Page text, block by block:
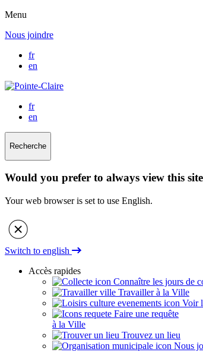
Menu
Nous joindre
fr
en
fr
en
Recherche
Would you prefer to always view this
Your web browser is set to use English.
Switch to english
Accès rapides
Connaître les jours de
Travailler à la Ville
Voir
Faire une requête
à la Ville
Trouvez un lieu
Nous